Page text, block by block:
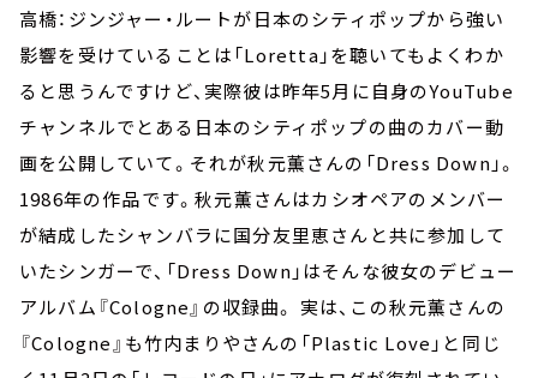
高橋：ジンジャー・ルートが日本のシティポップから強い
影響を受けていることは「Loretta」を聴いてもよくわか
ると思うんですけど、実際彼は昨年5月に自身のYouTube
チャンネルでとある日本のシティポップの曲のカバー動
画を公開していて。それが秋元薫さんの「Dress Down」。
1986年の作品です。秋元薫さんはカシオペアのメンバー
が結成したシャンバラに国分友里恵さんと共に参加して
いたシンガーで、「Dress Down」はそんな彼女のデビュー
アルバム『Cologne』の収録曲。 実は、この秋元薫さんの
『Cologne』も竹内まりやさんの「Plastic Love」と同じ